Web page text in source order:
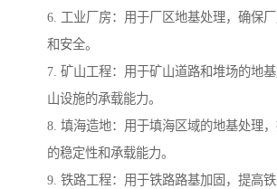
6. 工业厂房：用于厂区地基处理，确保
和安全。
7. 矿山工程：用于矿山道路和堆场的地
山设施的承载能力。
8. 填海造地：用于填海区域的地基处理
的稳定性和承载能力。
9. 铁路工程：用于铁路路基加固，提高